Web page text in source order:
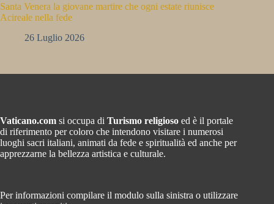
Santa Venera la giovane martire che ogni estate riunisce
Acireale nella fede
26 Luglio 2026
Vaticano.com si occupa di Turismo religioso ed è il portale
di riferimento per coloro che intendono visitare i numerosi
luoghi sacri italiani, animati da fede e spiritualità ed anche per
apprezzarne la bellezza artistica e culturale.
Per informazioni compilare il modulo sulla sinistra o utilizzare